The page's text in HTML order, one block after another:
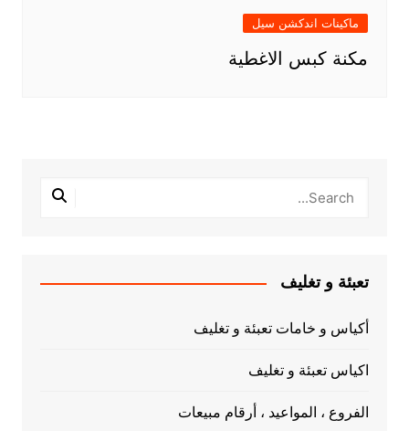
ماكينات اندكشن سيل
مكنة كبس الاغطية
تعبئة و تغليف
أكياس و خامات تعبئة و تغليف
اكياس تعبئة و تغليف
الفروع ، المواعيد ، أرقام مبيعات